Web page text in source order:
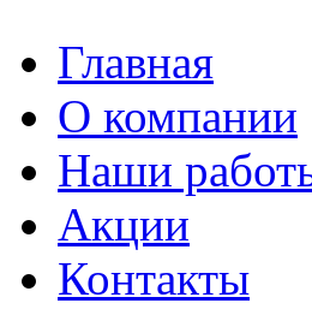
Главная
О компании
Наши
Акции
Контакты